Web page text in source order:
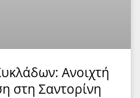
Ανοιχτή
στη Σαντορίνη